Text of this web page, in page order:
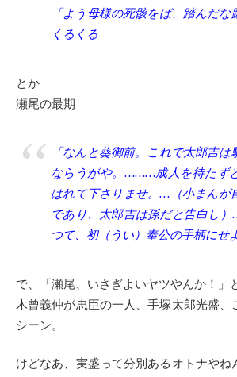
「よう母様の死骸をば、踏んだ
くるくる
とか
瀬尾の最期
「なんと葵御前。これで太郎吉
ならうがや。………成人を待たず
はれて下さりませ。…（小まんが
であり、太郎吉は孫だと告白し
つて、初（うい）奉公の手柄にせ
で、「瀬尾、いさぎよいヤツやんか！」
木曾義仲が忠臣の一人、手塚太郎光盛、
シーン。
けどなあ、実盛って分別あるオトナやね